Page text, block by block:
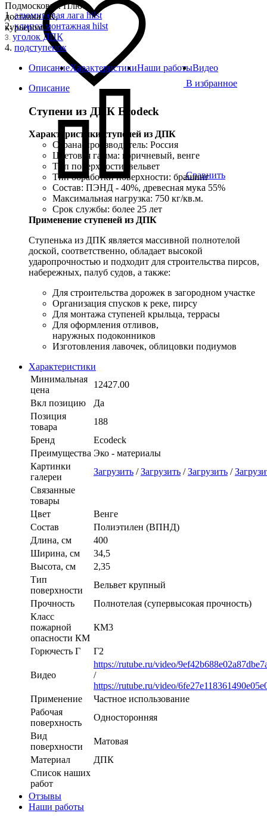
Подмосковье. Плюс
доставка ТК,
курьером
В избранное
Сравнить
1. алюминевая лага hilst
2. клипса монтажная hilst
3. уголок ДПК
4. подступенок
ОписаниеХарактеристикиНаши работыВидео
Описание
Ступени из ДПК Ecodeck
Характеристики ступеней из ДПК
Страна-производитель: Россия
Цветовая гамма: коричневый, венге
Тип поверхности: вельвет
Тип обработки поверхности: брашинг
Состав: ПЭНД - 40%, древесная мука 55%
Максимальная нагрузка: 750 кг/кв.м.
Срок службы: более 25 лет
Применение ступеней из ДПК
Ступенька из ДПК является массивной полнотелой
доской, соответственно, обладает высокой
ударопрочностью и подходит для строительства пирсов,
набережных, палуб судов, а также:
Для строительства дорожек в загородном участке
Организация спусков к реке, пирсу
Для монтажа ступеней крыльца, террасы
Для оформления отливов,
наружных подоконников
Изготовления лавочек, облицовки подиумов
Характеристики
Минимальная
цена
12427.00
Вкл позицию
Да
Позиция
товара
188
Бренд
Ecodeck
Преимущества Эко - материалы
Картинки
галереи
Загрузить /Загрузить /Загрузить /
Связанные
товары
Цвет
Венге
Состав
Полиэтилен (ВПНД)
Длина, см
400
Ширина, см
34,5
Высота, см
2,35
Тип
поверхности
Вельвет крупный
Прочность
Полнотелая (супервысокая прочность)
Класс
пожарной
опасности КМ
КМ3
Горючесть Г Г2
Видео
https://rutube.ru/video/
/
https://rutube.ru/video/
Применение
Частное использование
Рабочая
поверхность
Односторонняя
Вид
поверхности
Матовая
Материал
ДПК
Список наших
работ
Отзывы
Наши работы